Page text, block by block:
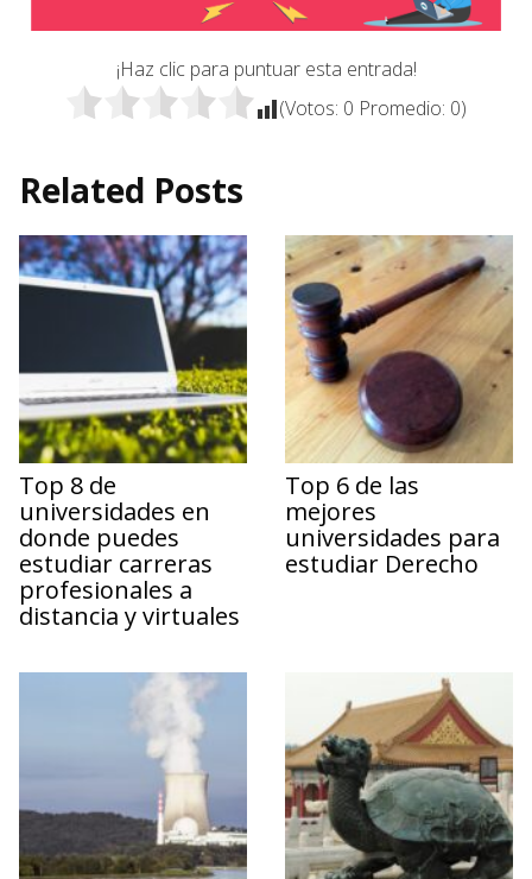
¡Haz clic para puntuar esta entrada!
(Votos: 0 Promedio: 0)
Related Posts
Top 8 de
universidades en
donde puedes
estudiar carreras
profesionales a
distancia y virtuales
Top 6 de las
mejores
universidades para
estudiar Derecho